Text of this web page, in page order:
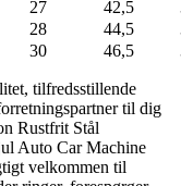
27 42,5
28 44,5
30 46,5
tilfredsstillende
til dig
Rustfrit Stål
Auto Car Machine
velkommen til